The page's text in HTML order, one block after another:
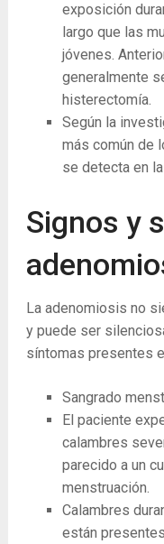
exposición
largo que las
jóvenes.
generalmente
histerectomía.
Según la
más común de
se detecta en
Signos y
La adenomiosis no
y puede ser
síntomas presentes
Sangrado
El paciente
calambres
parecido a un
menstruación.
Calambres
están